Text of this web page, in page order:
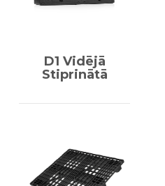
D1 Vidējā
Stiprinātā